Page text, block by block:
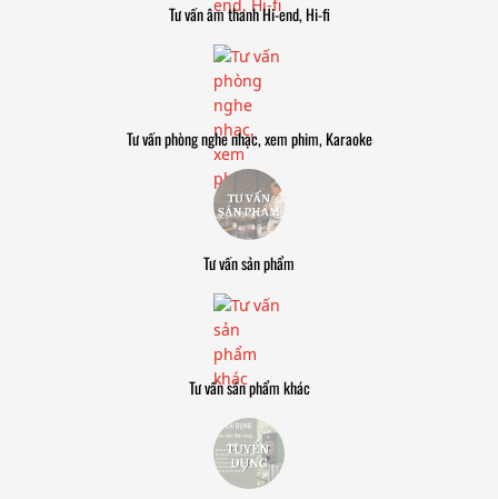
Tư vấn âm thanh Hi-end, Hi-fi
Tư vấn phòng nghe nhạc, xem phim, Karaoke
Tư vấn sản phẩm
Tư vấn sản phẩm khác